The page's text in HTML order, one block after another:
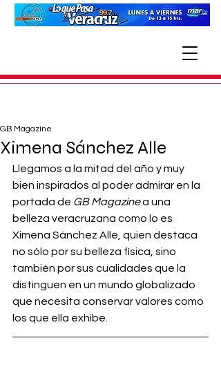
Ximena Sánchez Alle
GB Magazine
Llegamos a la mitad del año y muy
bien inspirados al poder admirar en la
portada de GB Magazine a una
belleza veracruzana como lo es
Ximena Sánchez Alle, quien destaca
no sólo por su belleza física, sino
también por sus cualidades que la
distinguen en un mundo globalizado
que necesita conservar valores como
los que ella exhibe.